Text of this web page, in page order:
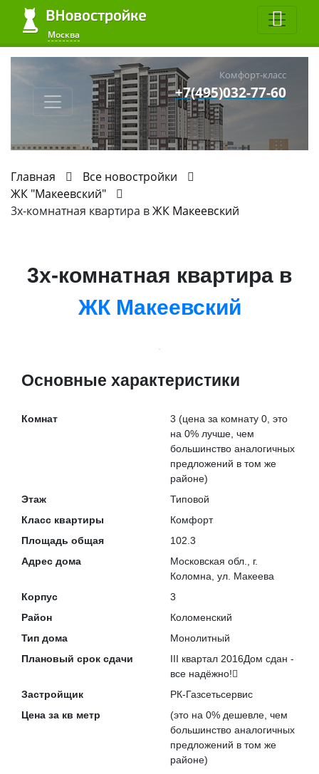
Москва
Комфорт-класс
+7(495)032-77-60
Главная
Все новостройки
ЖК "Макеевский"
3х-комнатная квартира вЖК Макеевский
3х-комнатная квартира в
ЖК Макеевский
Основные характеристики
Комнат 3 (цена за комнату 0, это
на 0% лучше , чем
большинство аналогичных
предложений в том же
районе)
Этаж
Типовой
Класс квартиры
Комфорт
Площадь общая
102.3
Адрес дома
Московская обл., г.
Коломна, ул. Макеева
Корпус
3
Район
Коломенский
Тип дома
Монолитный
Плановый срок сдачи
III квартал 2016Дом сдан -
все надёжно!
Застройщик
РК-Газсетьсервис
Цена за кв метр
(это на 0% дешевле , чем
большинство аналогичных
предложений в том же
районе)